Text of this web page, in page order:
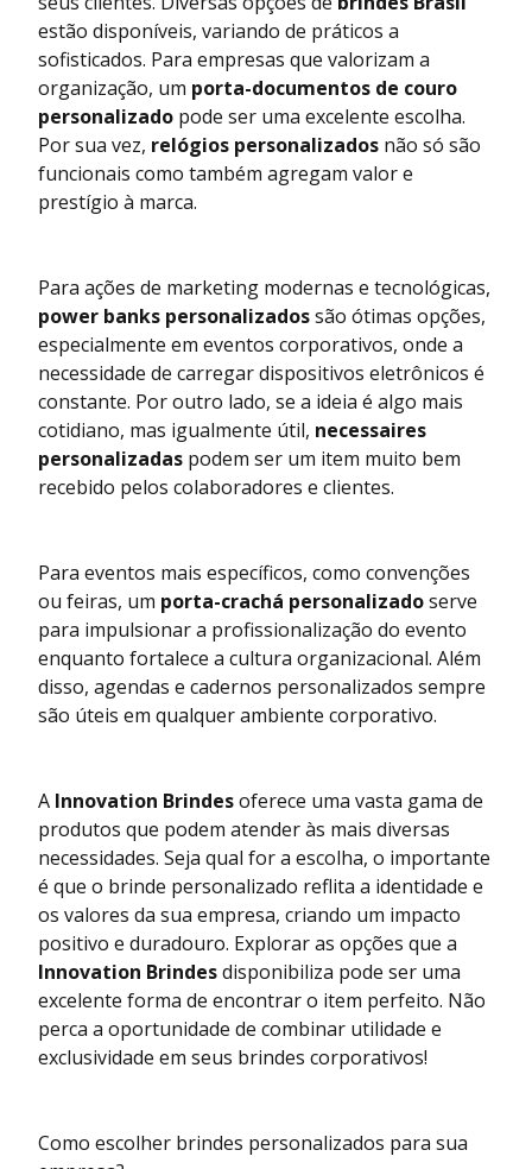
estão disponíveis, variando de práticos a
sofisticados. Para empresas que valorizam a
organização, um porta-documentos de couro
personalizado pode ser uma excelente escolha.
Por sua vez, relógios personalizados não só são
funcionais como também agregam valor e
prestígio à marca.
Para ações de marketing modernas e tecnológicas,
power banks personalizadossão ótimas opções,
especialmente em eventos corporativos, onde a
necessidade de carregar dispositivos eletrônicos é
constante. Por outro lado, se a ideia é algo mais
cotidiano, mas igualmente útil, necessaires
personalizadas podem ser um item muito bem
recebido pelos colaboradores e clientes.
Para eventos mais específicos, como convenções
ou feiras, um porta-crachá personalizadoserve
para impulsionar a profissionalização do evento
enquanto fortalece a cultura organizacional. Além
disso, agendas e cadernos personalizados sempre
são úteis em qualquer ambiente corporativo.
A Innovation Brindesoferece uma vasta gama de
produtos que podem atender às mais diversas
necessidades. Seja qual for a escolha, o importante
é que o brinde personalizado reflita a identidade e
os valores da sua empresa, criando um impacto
positivo e duradouro. Explorar as opções que a
Innovation Brindesdisponibiliza pode ser uma
excelente forma de encontrar o item perfeito. Não
perca a oportunidade de combinar utilidade e
exclusividade em seus brindes corporativos!
Como escolher brindes personalizados para sua